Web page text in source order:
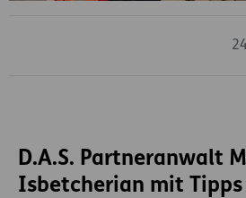
D.A.S. Partneranwalt
Isbetcherian mit Tipps